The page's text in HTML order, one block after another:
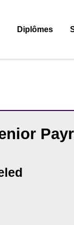
Diplômes